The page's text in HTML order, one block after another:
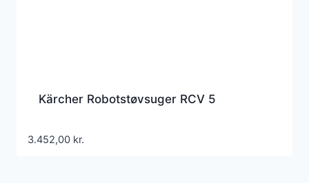
Kärcher Robotstøvsuger RCV 5
3.452,00 kr.